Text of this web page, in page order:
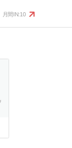
月間IN:10